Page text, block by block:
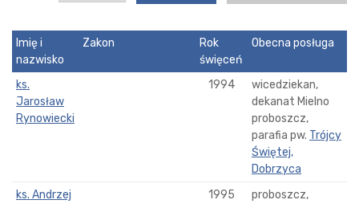
Imię i
nazwisko
Zakon
Rok
święceń
Obecna posługa
ks.
Jarosław
Rynowiecki
1994
wicedziekan,
dekanat Mielno
proboszcz,
parafia pw. Trójcy
Świętej,
Dobrzyca
ks. Andrzej
1995
proboszcz,